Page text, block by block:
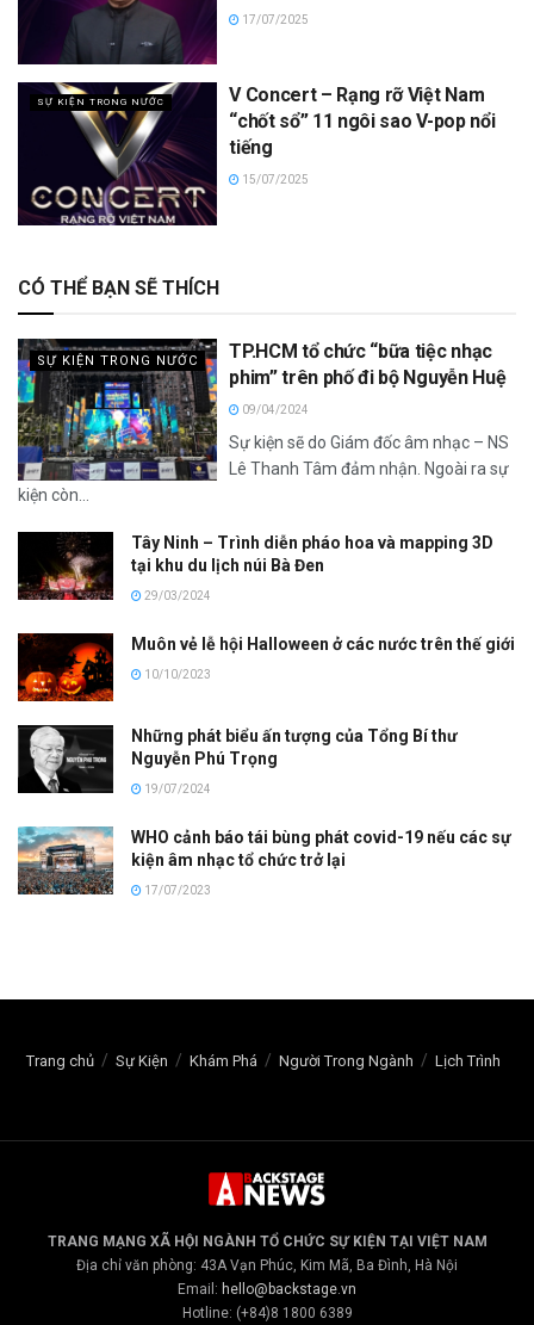
17/07/2025
SỰ KIỆN TRONG NƯỚC
V Concert – Rạng rỡ Việt Nam
“chốt sổ” 11 ngôi sao V-pop nổi
tiếng
15/07/2025
CÓ THỂ BẠN SẼ THÍCH
SỰ KIỆN TRONG NƯỚC
TP.HCM tổ chức “bữa tiệc nhạc
phim” trên phố đi bộ Nguyễn Huệ
09/04/2024
Sự kiện sẽ do Giám đốc âm nhạc – NS
Lê Thanh Tâm đảm nhận. Ngoài ra sự
kiện còn...
Tây Ninh – Trình diễn pháo hoa và mapping 3D
tại khu du lịch núi Bà Đen
29/03/2024
Muôn vẻ lễ hội Halloween ở các nước trên thế giới
10/10/2023
Những phát biểu ấn tượng của Tổng Bí thư
Nguyễn Phú Trọng
19/07/2024
WHO cảnh báo tái bùng phát covid-19 nếu các sự
kiện âm nhạc tổ chức trở lại
17/07/2023
Trang chủ Sự Kiện Khám Phá Người Trong Ngành Lịch Trình
TRANG MẠNG XÃ HỘI NGÀNH TỔ CHỨC SỰ KIỆN TẠI VIỆT NAM
Địa chỉ văn phòng: 43A Vạn Phúc, Kim Mã, Ba Đình, Hà Nội
Email: hello@backstage.vn
Hotline: (+84)8 1800 6389